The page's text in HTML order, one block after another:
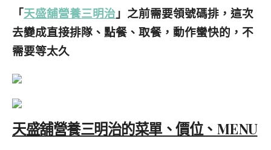
「天盛舖營養三明治 」之前需要領號碼排，這次
去變成直接排隊、點餐、取餐，動作蠻快的，不
需要等太久
天盛舖營養三明治的菜單、價位、MENU